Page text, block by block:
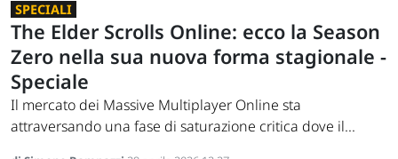
SPECIALI
The Elder Scrolls Online: ecco la Season
Zero nella sua nuova forma stagionale -
Speciale
Il mercato dei Massive Multiplayer Online sta
attraversando una fase di saturazione critica dove il...